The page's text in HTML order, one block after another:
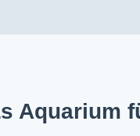
Aquarium